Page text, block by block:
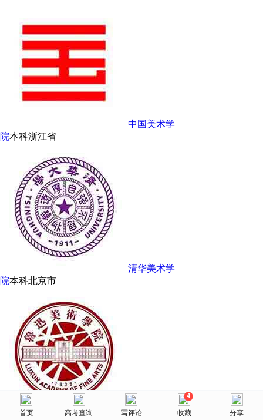
首页
美术网
选择省份 院校库 消息 我的
中国美术学
院本科浙江省
清华美术学
院本科北京市
鲁迅美术学
首页 高考查询 写评论
4
收藏 分享